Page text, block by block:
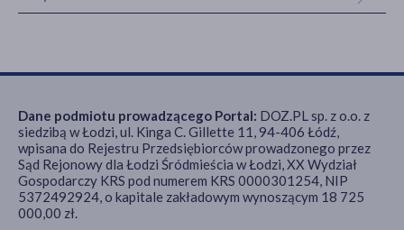
Dane podmiotu prowadzącego Portal: DOZ.PL sp. z o.o. z
siedzibą w Łodzi, ul. Kinga C. Gillette 11, 94-406 Łódź,
wpisana do Rejestru Przedsiębiorców prowadzonego przez
Sąd Rejonowy dla Łodzi Śródmieścia w Łodzi, XX Wydział
Gospodarczy KRS pod numerem KRS 0000301254, NIP
5372492924, o kapitale zakładowym wynoszącym 18 725
000,00 zł.